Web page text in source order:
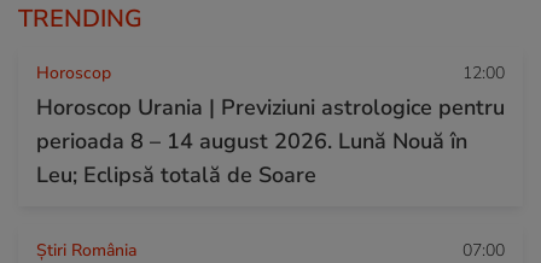
TRENDING
Horoscop 12:00
Horoscop Urania | Previziuni astrologice pentru
perioada 8 – 14 august 2026. Lună Nouă în
Leu; Eclipsă totală de Soare
Știri România 07:00